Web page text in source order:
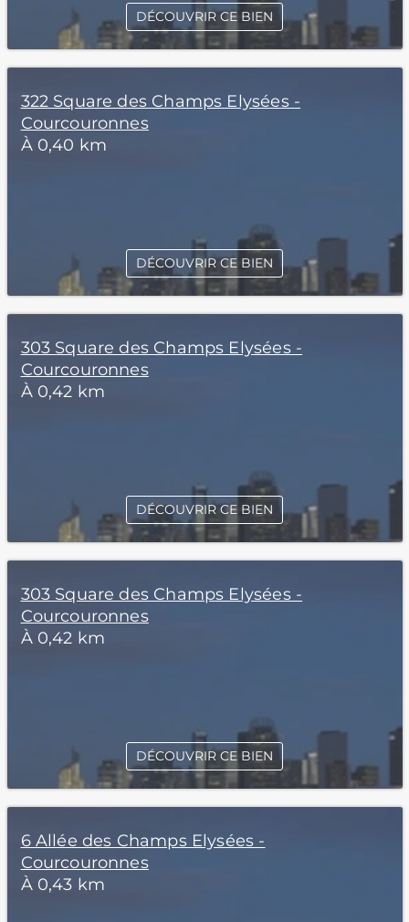
DÉCOUVRIR CE BIEN
322 Square des Champs Elysées -
Courcouronnes
À 0,40 km
DÉCOUVRIR CE BIEN
303 Square des Champs Elysées -
Courcouronnes
À 0,42 km
DÉCOUVRIR CE BIEN
303 Square des Champs Elysées -
Courcouronnes
À 0,42 km
DÉCOUVRIR CE BIEN
6 Allée des Champs Elysées -
Courcouronnes
À 0,43 km